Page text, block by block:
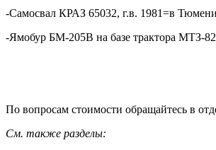
-Самосвал КРАЗ 65032, г.в. 1981=в
-Ямобур БМ-205В на базе трактора МТЗ-
По вопросам стоимости обращайтесь в
См. также разделы: